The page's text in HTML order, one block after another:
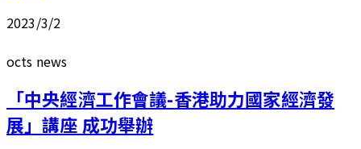
2023/3/2
octs news
「中央經濟工作會議-香港助力國家經濟發
展」講座 成功舉辦